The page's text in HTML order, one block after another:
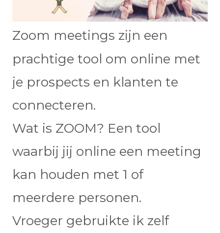
Zoom meetings zijn een
prachtige tool om online met
je prospects en klanten te
connecteren.
Wat is ZOOM? Een tool
waarbij jij online een meeting
kan houden met 1 of
meerdere personen.
Vroeger gebruikte ik zelf